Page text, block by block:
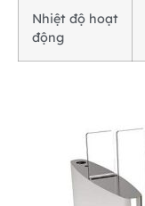
Nhiệt độ hoạt
động